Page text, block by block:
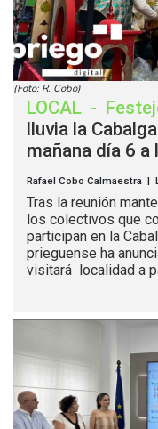
(Foto: R. Cobo)
LOCAL -
lluvia la
mañana día 6
Rafael Cobo Calmaestra |
Tras la reunión
los colectivos que
participan en la
prieguense ha
visitará localidad a